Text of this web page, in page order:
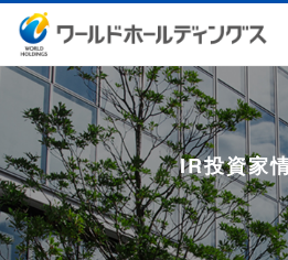
IR投資家